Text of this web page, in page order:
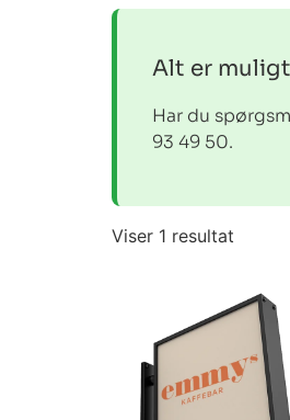
Alt er muligt
Har du
93 49 50.
Viser 1 resultat